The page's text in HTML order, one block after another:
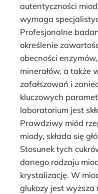
autentyczności
wymaga
Profesjonalne
określenie
obecności
minerałów, a także
zafałszowań i
kluczowych
laboratorium jest
Prawdziwy miód
miody, składa się
Stosunek tych
danego rodzaju
krystalizację. W
glukozy jest wyższa